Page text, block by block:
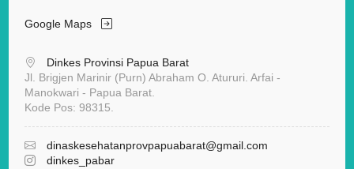
Google Maps
Dinkes Provinsi Papua Barat
Jl. Brigjen Marinir (Purn) Abraham O. Atururi. Arfai -
Manokwari - Papua Barat.
Kode Pos: 98315.
dinaskesehatanprovpapuabarat@gmail.com
dinkes_pabar